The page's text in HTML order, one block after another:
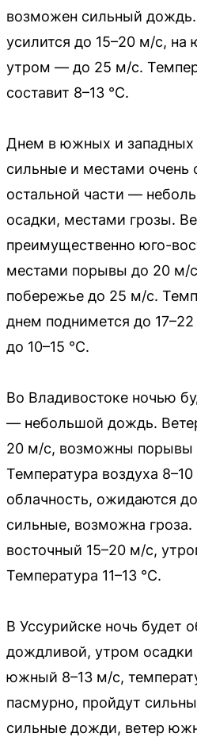
возможен сильный
усилится до 15–20 м/с,
утром — до 25 м/с.
составит 8–13 °C.
Днем в южных и западных
сильные и местами очень
остальной части —
осадки, местами грозы.
преимущественно юго-
местами порывы до 20 м/
побережье до 25 м/с.
днем поднимется до
до 10–15 °C.
Во Владивостоке ночью
— небольшой дождь.
20 м/с, возможны порывы
Температура воздуха
облачность, ожидаются
сильные, возможна гроза.
восточный 15–20 м/с,
Температура 11–13 °C.
В Уссурийске ночь будет
дождливой, утром осадки
южный 8–13 м/с,
пасмурно, пройдут
сильные дожди, ветер